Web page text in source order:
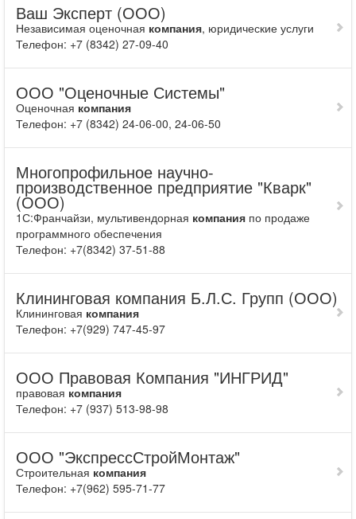
Ваш Эксперт (ООО)
Независимая оценочная компания, юридические услуги
Телефон: +7 (8342) 27-09-40
ООО "Оценочные Системы"
Оценочная компания
Телефон: +7 (8342) 24-06-00, 24-06-50
Многопрофильное научно-
производственное предприятие "Кварк"
(ООО)
1С:Франчайзи, мультивендорная компания по продаже
программного обеспечения
Телефон: +7(8342) 37-51-88
Клининговая компания Б.Л.С. Групп (ООО)
Клининговая компания
Телефон: +7(929) 747-45-97
ООО Правовая Компания "ИНГРИД"
правовая компания
Телефон: +7 (937) 513-98-98
ООО "ЭкспрессСтройМонтаж"
Строительная компания
Телефон: +7(962) 595-71-77